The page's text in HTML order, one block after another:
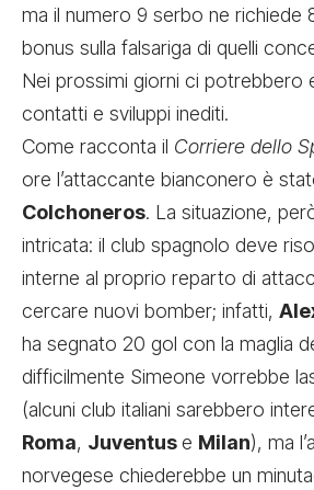
ma il numero 9 serbo ne richiede
bonus sulla falsariga di quelli
Nei prossimi giorni ci potrebbero
contatti e sviluppi inediti.
Come racconta il Corriere dello
ore l’attaccante bianconero è
Colchoneros. La situazione,
intricata: il club spagnolo deve
interne al proprio reparto di
cercare nuovi bomber; infatti,
ha segnato 20 gol con la maglia
difficilmente Simeone vorrebbe
(alcuni club italiani sarebbero
Roma, Juventuse Milan), ma
norvegese chiederebbe un